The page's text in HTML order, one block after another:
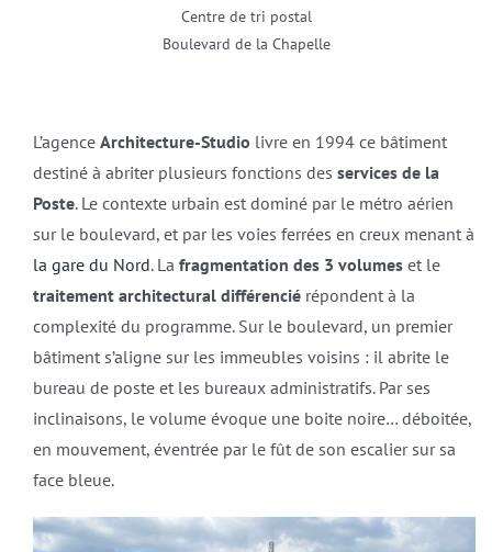
Centre de tri postal
Boulevard de la Chapelle
L’agence Architecture-Studio livre en 1994 ce bâtiment
destiné à abriter plusieurs fonctions des services de la
Poste. Le contexte urbain est dominé par le métro aérien
sur le boulevard, et par les voies ferrées en creux menant à
la gare du Nord. La fragmentation des 3 volumes et le
traitement architectural différencié répondent à la
complexité du programme. Sur le boulevard, un premier
bâtiment s’aligne sur les immeubles voisins : il abrite le
bureau de poste et les bureaux administratifs. Par ses
inclinaisons, le volume évoque une boite noire… déboitée,
en mouvement, éventrée par le fût de son escalier sur sa
face bleue.